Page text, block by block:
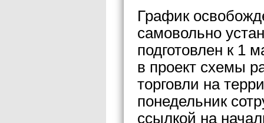
График
самовольно
подготовлен к 1
в проект схемы
торговли на
понедельник
ссылкой на